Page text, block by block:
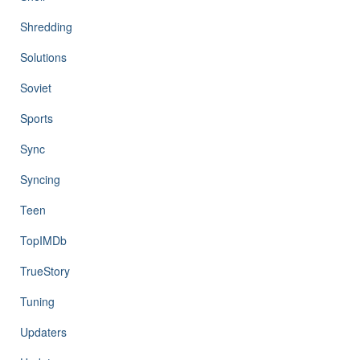
Shredding
Solutions
Soviet
Sports
Sync
Syncing
Teen
TopIMDb
TrueStory
Tuning
Updaters